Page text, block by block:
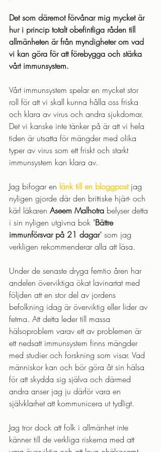
Det som däremot förvånar mig mycket är
hur i princip totalt obefintliga råden till
allmänheten är från myndigheter om vad
vi kan göra för att förebygga och stärka
vårt immunsystem.
Vårt immunsystem spelar en mycket stor
roll för att vi skall kunna hålla oss friska
och klara av virus och andra sjukdomar.
Det vi kanske inte tänker på är att vi hela
tiden är utsatta för mängder med olika
typer av virus som ett friskt och starkt
immunsystem kan klara av.
Jag bifogar en länk till en bloggpost jag
nyligen gjorde där den brittiske hjärt- och
kärl läkaren Aseem Malhotra belyser detta
i sin nyligen utgivna bok "Bättre
immunförsvar på 21 dagar" som jag
verkligen rekommenderar alla att läsa.
Under de senaste dryga femtio åren har
andelen överviktiga ökat lavinartat med
följden att en stor del av jordens
befolkning idag är överviktig eller lider av
fetma. Att detta leder till massa
hälsoproblem varav ett av problemen är
ett nedsatt immunsystem finns mängder
med studier och forskning som visar. Vad
människor kan och bör göra åt sin hälsa
för att skydda sig själva och därmed
andra anser jag ju därför vara en
självklarhet att kommunicera ut tydligt.
Jag tror dock att folk i allmänhet inte
känner till de verkliga riskerna med att